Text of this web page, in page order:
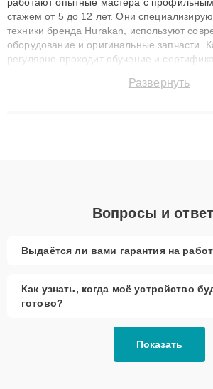
стажем от 5 до 12 лет. Они
техники бренда Hurakan, используют
оборудование и оригинальные запчасти.
регулярно проходит обучение и
технику с сохранением гарантии до 3 лет.
Развернуть
Вопросы и
Выдаётся ли вами гарантия на
Как узнать, когда моё устройство
готово?
Показать